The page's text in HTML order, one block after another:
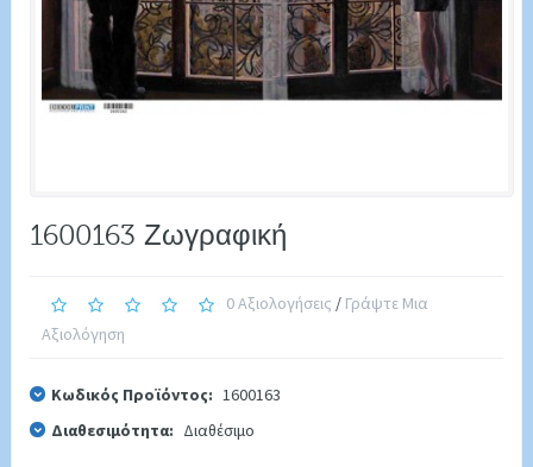
1600163 Ζωγραφική
0 Αξιολογήσεις / Γράψτε Μια
Αξιολόγηση
Κωδικός Προϊόντος: 1600163
Διαθεσιμότητα: Διαθέσιμο